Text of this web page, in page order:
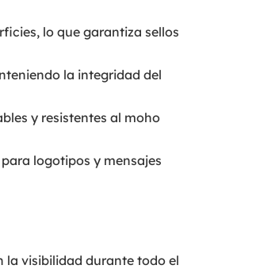
lo que garantiza sellos
la integridad del
y resistentes al moho
logotipos y mensajes
la visibilidad durante todo el